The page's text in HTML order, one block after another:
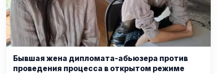
Бывшая жена дипломата-абьюзера против
проведения процесса в открытом режиме